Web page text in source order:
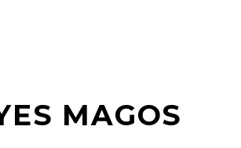
MAGOS